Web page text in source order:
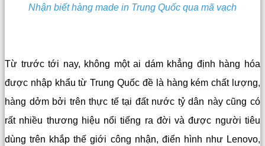
Nhận biết hàng made in Trung Quốc qua mã vạch
Từ trước tới nay, không một ai dám khẳng định hàng hóa
được nhập khẩu từ Trung Quốc đề là hàng kém chất lượng,
hàng dởm bởi trên thực tế tại đất nước tỷ dân này cũng có
rất nhiều thương hiệu nổi tiếng ra đời và được người tiêu
dùng trên khắp thế giới công nhận, điển hình như Lenovo,